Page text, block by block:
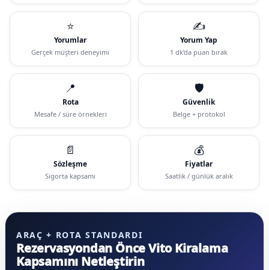
⭐
Yorumlar
Gerçek müşteri deneyimi
✍️
Yorum Yap
1 dk’da puan bırak
📍
Rota
Mesafe / süre örnekleri
🛡️
Güvenlik
Belge + protokol
📄
Sözleşme
Sigorta kapsamı
💰
Fiyatlar
Saatlik / günlük aralık
ARAÇ + ROTA STANDARDI
Rezervasyondan Önce Vito Kiralama
Kapsamını Netleştirin